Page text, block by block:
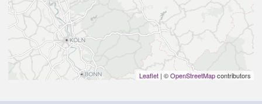
Leaflet | ©OpenStreetMapcontributors